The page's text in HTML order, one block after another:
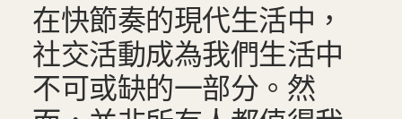
在快節奏的現代生活中，
社交活動成為我們生活中
不可或缺的一部分。然